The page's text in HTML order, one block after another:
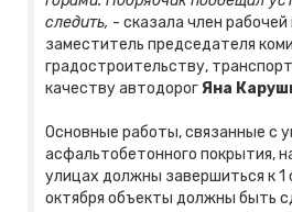
следить, - сказала член рабочей
заместитель председателя
градостроительству,
качеству автодорогЯна
Основные работы, связанные с
асфальтобетонного покрытия,
улицах должны завершиться к 1
октября объекты должны быть